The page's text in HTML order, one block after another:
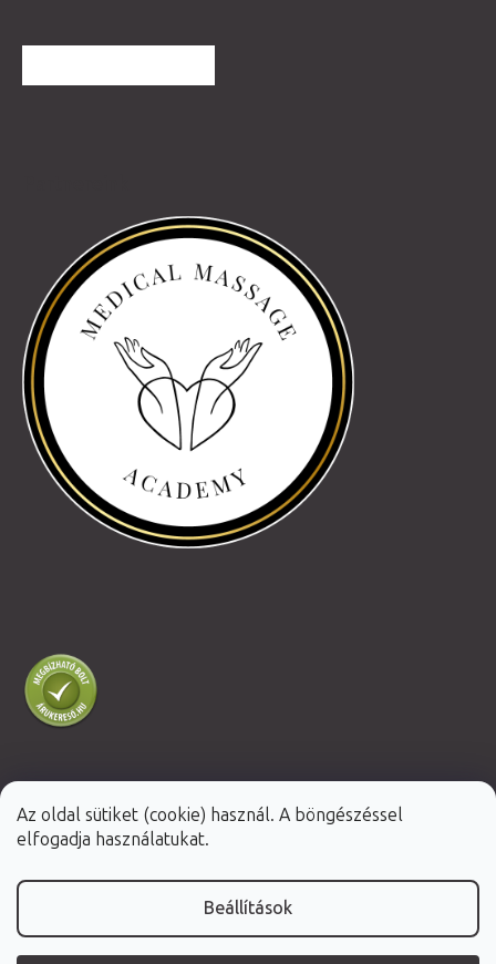
Az oldal sütiket (cookie) használ. A böngészéssel
elfogadja használatukat.
Beállítások
Shoptet Premium készítette